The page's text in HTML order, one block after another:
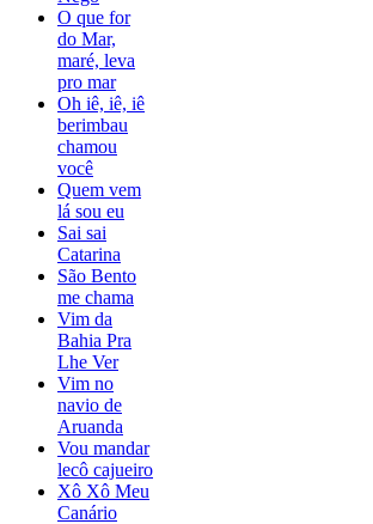
O que for
do Mar,
maré, leva
pro mar
Oh iê, iê, iê
berimbau
chamou
você
Quem vem
lá sou eu
Sai sai
Catarina
São Bento
me chama
Vim da
Bahia Pra
Lhe Ver
Vim no
navio de
Aruanda
Vou mandar
lecô cajueiro
Xô Xô Meu
Canário